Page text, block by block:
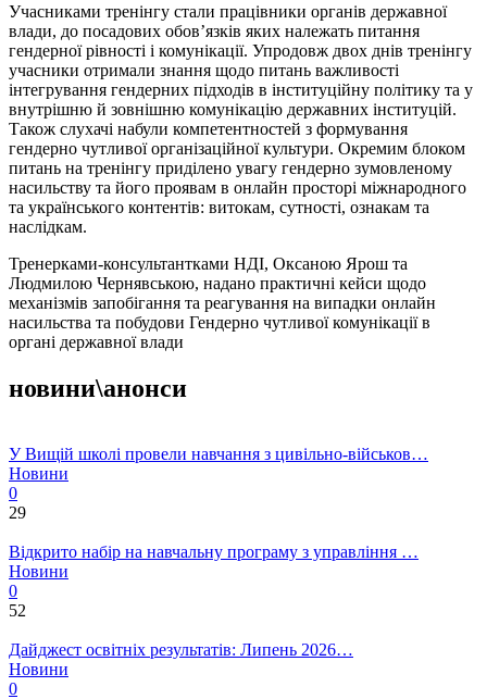
Учасниками тренінгу стали працівники органів державної
влади, до посадових обов’язків яких належать питання
гендерної рівності і комунікації. Упродовж двох днів тренінгу
учасники отримали знання щодо питань важливості
інтегрування гендерних підходів в інституційну політику та у
внутрішню й зовнішню комунікацію державних інституцій.
Також слухачі набули компетентностей з формування
гендерно чутливої організаційної культури. Окремим блоком
питань на тренінгу приділено увагу гендерно зумовленому
насильству та його проявам в онлайн просторі міжнародного
та українського контентів: витокам, сутності, ознакам та
наслідкам.
Тренерками-консультантками НДІ, Оксаною Ярош та
Людмилою Чернявською, надано практичні кейси щодо
механізмів запобігання та реагування на випадки онлайн
насильства та побудови Гендерно чутливої комунікації в
органі державної влади
новини\анонси
У Вищій школі провели навчання з цивільно-військов…
Новини
0
29
Відкрито набір на навчальну програму з управління …
Новини
0
52
Дайджест освітніх результатів: Липень 2026…
Новини
0